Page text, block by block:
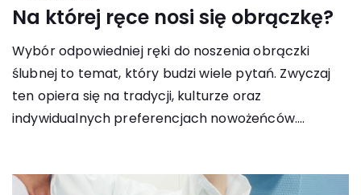
Na której ręce nosi się obrączkę?
Wybór odpowiedniej ręki do noszenia obrączki
ślubnej to temat, który budzi wiele pytań. Zwyczaj
ten opiera się na tradycji, kulturze oraz
indywidualnych preferencjach nowożeńców....